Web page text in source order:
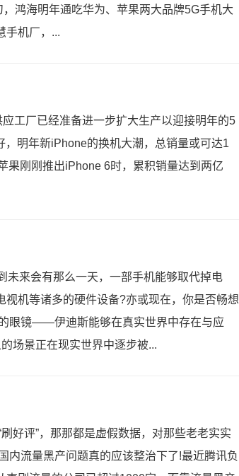
鸿海明年通吃华为、苹果两大品牌5G手机大
手机厂，...
工厂已经准备进一步扩大生产以迎接明年的5
明年新iPhone的换机大潮，总销量或可达1
果刚刚推出iPhone 6时，累积销量达到两亿
未来会有那么一天，一部手机能够取代掉电
机等诸多的硬件设备?亦或现在，你是否畅想
眼镜——伊迪斯能够在真实世界中存在与应
场景正在现实世界中逐步被...
好评”，那那都是虚假数据，对那些老老实实
内流量黑产问题真的应该整治下了!最近腾讯负